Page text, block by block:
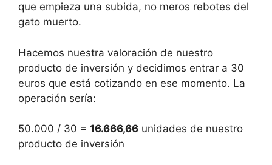
que empieza una subida, no meros rebotes del
gato muerto.
Hacemos nuestra valoración de nuestro
producto de inversión y decidimos entrar a 30
euros que está cotizando en ese momento. La
operación sería:
50.000 / 30 = 16.666,66 unidades de nuestro
producto de inversión